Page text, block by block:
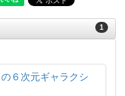
1
６次元ギャラクシ